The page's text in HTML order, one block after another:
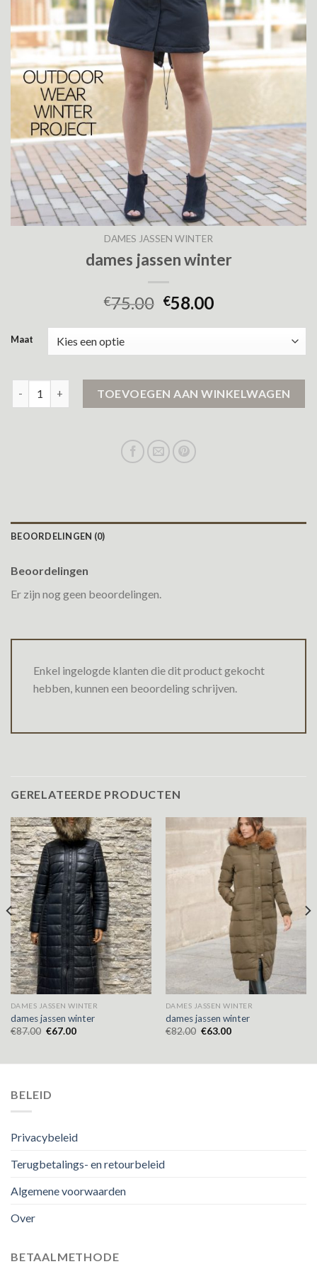
DAMES JASSEN WINTER
dames jassen winter
€75.00 €58.00
Maat
TOEVOEGEN AAN WINKELWAGEN
BEOORDELINGEN (0)
Beoordelingen
Er zijn nog geen beoordelingen.
Enkel ingelogde klanten die dit product gekocht
hebben, kunnen een beoordeling schrijven.
GERELATEERDE PRODUCTEN
DAMES JASSEN WINTER
dames jassen winter
€87.00 €67.00
DAMES JASSEN WINTER
dames jassen winter
€82.00 €63.00
BELEID
Privacybeleid
Terugbetalings- en retourbeleid
Algemene voorwaarden
Over
BETAALMETHODE